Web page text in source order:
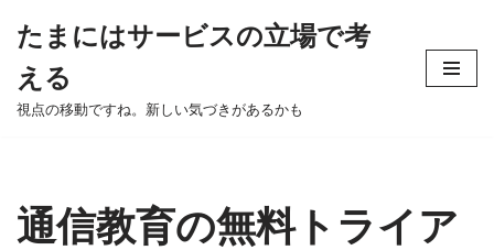
to
content
たまにはサービスの立場で考
える
視点の移動ですね。新しい気づきがあるかも
通信教育の無料トライア